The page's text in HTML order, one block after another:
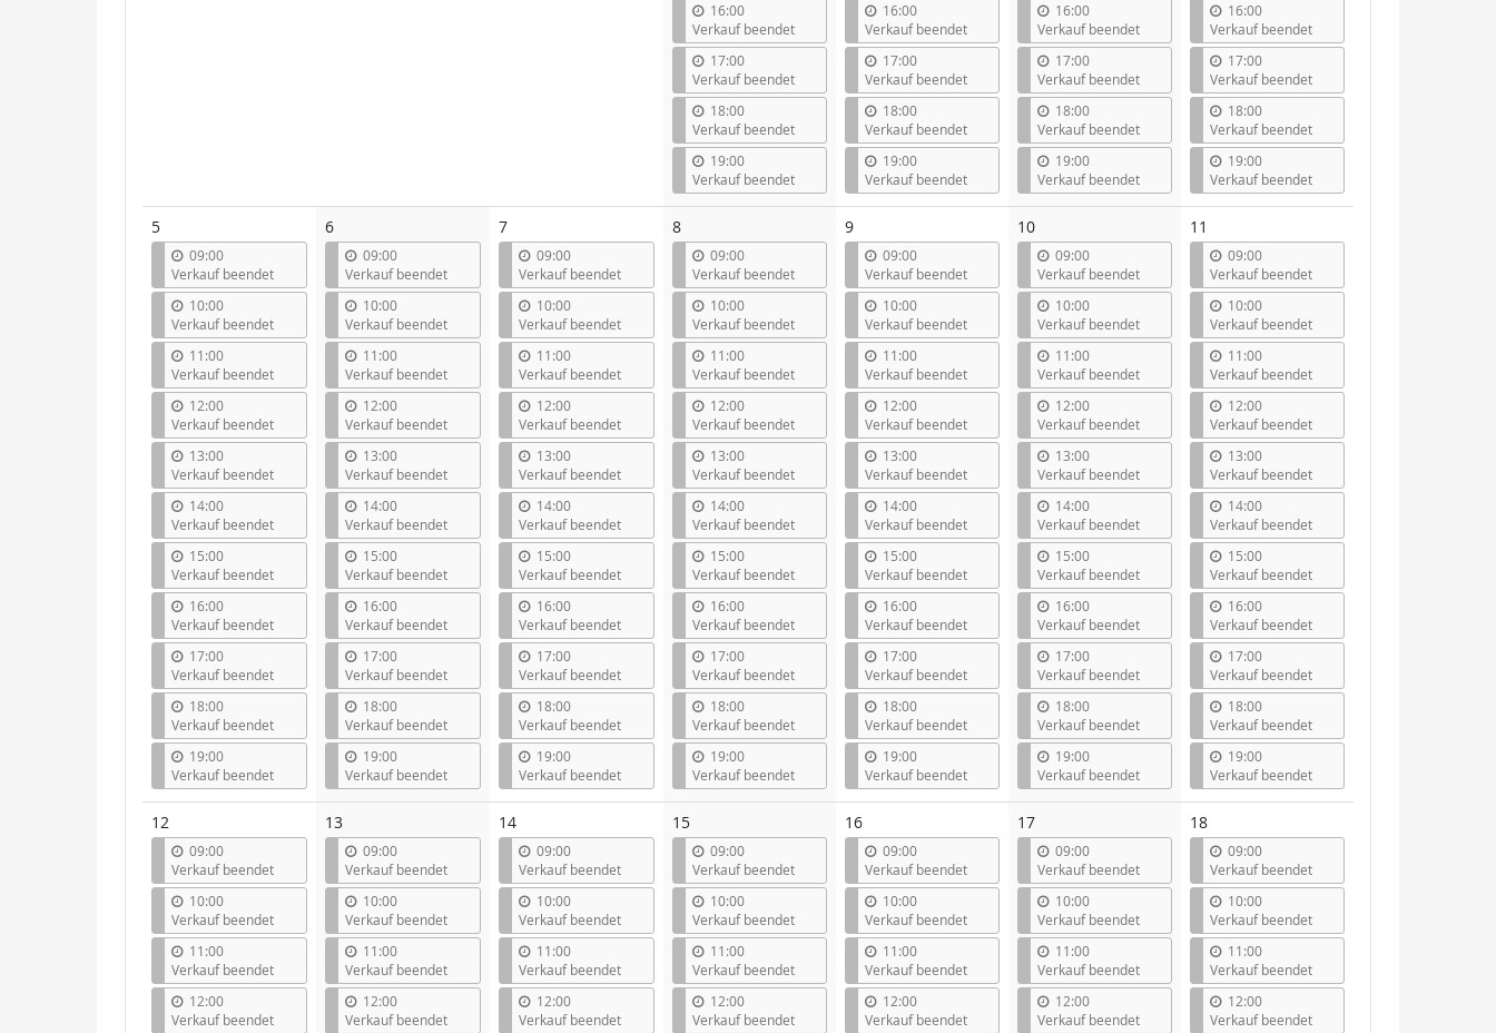
16:00
Verkauf beendet
17:00
Verkauf beendet
18:00
Verkauf beendet
19:00
Verkauf beendet
16:00
Verkauf beendet
17:00
Verkauf beendet
18:00
Verkauf beendet
19:00
Verkauf beendet
16:00
Verkauf beendet
17:00
Verkauf beendet
18:00
Verkauf beendet
19:00
Verkauf beendet
16:00
Verkauf beendet
17:00
Verkauf beendet
18:00
Verkauf beendet
19:00
Verkauf beendet
5
09:00
Verkauf beendet
10:00
Verkauf beendet
11:00
Verkauf beendet
12:00
Verkauf beendet
13:00
Verkauf beendet
14:00
Verkauf beendet
15:00
Verkauf beendet
16:00
Verkauf beendet
17:00
Verkauf beendet
18:00
Verkauf beendet
19:00
Verkauf beendet
6
09:00
Verkauf beendet
10:00
Verkauf beendet
11:00
Verkauf beendet
12:00
Verkauf beendet
13:00
Verkauf beendet
14:00
Verkauf beendet
15:00
Verkauf beendet
16:00
Verkauf beendet
17:00
Verkauf beendet
18:00
Verkauf beendet
19:00
Verkauf beendet
7
09:00
Verkauf beendet
10:00
Verkauf beendet
11:00
Verkauf beendet
12:00
Verkauf beendet
13:00
Verkauf beendet
14:00
Verkauf beendet
15:00
Verkauf beendet
16:00
Verkauf beendet
17:00
Verkauf beendet
18:00
Verkauf beendet
19:00
Verkauf beendet
8
09:00
Verkauf beendet
10:00
Verkauf beendet
11:00
Verkauf beendet
12:00
Verkauf beendet
13:00
Verkauf beendet
14:00
Verkauf beendet
15:00
Verkauf beendet
16:00
Verkauf beendet
17:00
Verkauf beendet
18:00
Verkauf beendet
19:00
Verkauf beendet
9
09:00
Verkauf beendet
10:00
Verkauf beendet
11:00
Verkauf beendet
12:00
Verkauf beendet
13:00
Verkauf beendet
14:00
Verkauf beendet
15:00
Verkauf beendet
16:00
Verkauf beendet
17:00
Verkauf beendet
18:00
Verkauf beendet
19:00
Verkauf beendet
10
09:00
Verkauf beendet
10:00
Verkauf beendet
11:00
Verkauf beendet
12:00
Verkauf beendet
13:00
Verkauf beendet
14:00
Verkauf beendet
15:00
Verkauf beendet
16:00
Verkauf beendet
17:00
Verkauf beendet
18:00
Verkauf beendet
19:00
Verkauf beendet
11
09:00
Verkauf beendet
10:00
Verkauf beendet
11:00
Verkauf beendet
12:00
Verkauf beendet
13:00
Verkauf beendet
14:00
Verkauf beendet
15:00
Verkauf beendet
16:00
Verkauf beendet
17:00
Verkauf beendet
18:00
Verkauf beendet
19:00
Verkauf beendet
12
09:00
Verkauf beendet
10:00
Verkauf beendet
11:00
Verkauf beendet
12:00
Verkauf beendet
13
09:00
Verkauf beendet
10:00
Verkauf beendet
11:00
Verkauf beendet
12:00
Verkauf beendet
14
09:00
Verkauf beendet
10:00
Verkauf beendet
11:00
Verkauf beendet
12:00
Verkauf beendet
15
09:00
Verkauf beendet
10:00
Verkauf beendet
11:00
Verkauf beendet
12:00
Verkauf beendet
16
09:00
Verkauf beendet
10:00
Verkauf beendet
11:00
Verkauf beendet
12:00
Verkauf beendet
17
09:00
Verkauf beendet
10:00
Verkauf beendet
11:00
Verkauf beendet
12:00
Verkauf beendet
18
09:00
Verkauf beendet
10:00
Verkauf beendet
11:00
Verkauf beendet
12:00
Verkauf beendet